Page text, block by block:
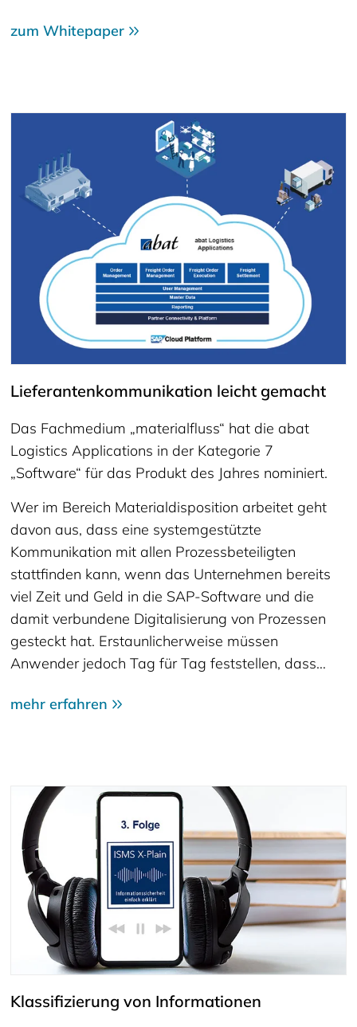
zum Whitepaper
Lieferantenkommunikation leicht gemacht
Das Fachmedium „materialfluss“ hat die abat
Logistics Applications in der Kategorie 7
„Software“ für das Produkt des Jahres nominiert.
Wer im Bereich Materialdisposition arbeitet geht
davon aus, dass eine systemgestützte
Kommunikation mit allen Prozessbeteiligten
stattfinden kann, wenn das Unternehmen bereits
viel Zeit und Geld in die SAP-Software und die
damit verbundene Digitalisierung von Prozessen
gesteckt hat. Erstaunlicherweise müssen
Anwender jedoch Tag für Tag feststellen, dass…
mehr erfahren
Klassifizierung von Informationen